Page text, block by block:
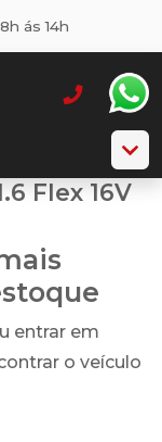
ás 14h
Flex 16V
entrar em
o veículo